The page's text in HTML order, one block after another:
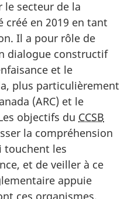
le secteur de la
créé en 2019 en tant
Il a pour rôle de
dialogue constructif
et le
plus particulièrement
(ARC) et le
objectifs du CCSB
la compréhension
touchent les
et de veiller à ce
appuie
ces organismes.